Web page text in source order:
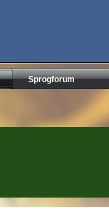
Sprogforum